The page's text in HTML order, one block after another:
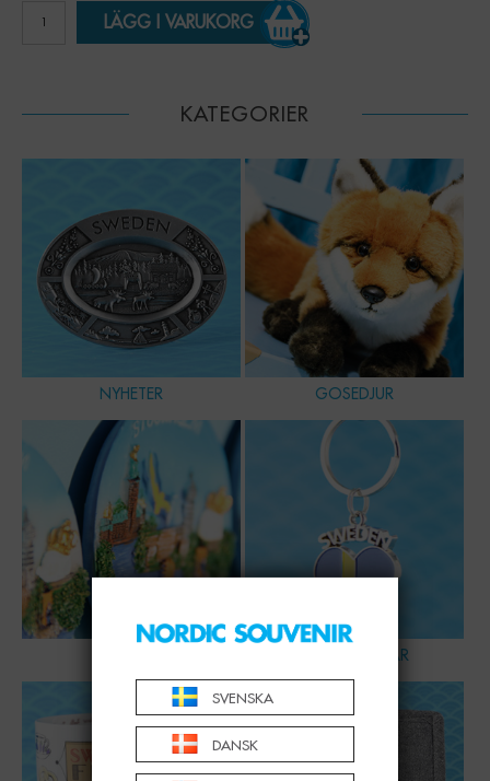
LÄGG I VARUKORG
KATEGORIER
NYHETER GOSEDJUR
NYCKELRINGAR
SVENSKA
DANSK